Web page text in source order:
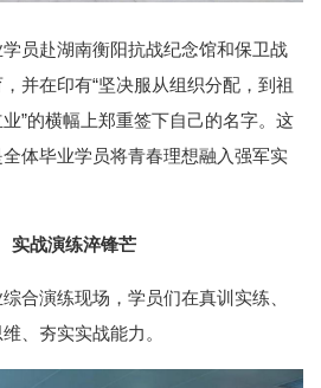
员赴湖南衡阳抗战纪念馆和保卫战
并在印有“坚决服从组织分配，到祖
”的横幅上郑重签下自己的名字。这
体毕业学员将青春理想融入强军实
实战演练淬锋芒
合演练现场，学员们在真训实练、
、夯实实战能力。